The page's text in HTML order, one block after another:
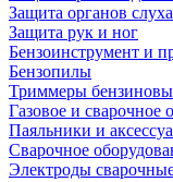
Защита органов слуха
Защита рук и ног
Бензоинструмент и
Бензопилы
Триммеры
Газовое и сварочное
Паяльники и
Сварочное
Электроды